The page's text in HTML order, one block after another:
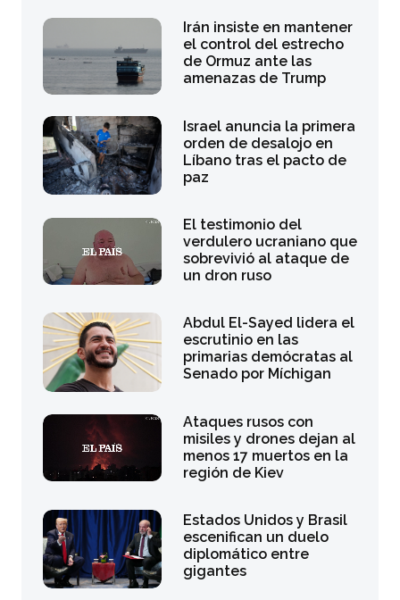
Irán insiste en mantener
el control del estrecho
de Ormuz ante las
amenazas de Trump
Israel anuncia la primera
orden de desalojo en
Líbano tras el pacto de
paz
El testimonio del
verdulero ucraniano que
sobrevivió al ataque de
un dron ruso
Abdul El-Sayed lidera el
escrutinio en las
primarias demócratas al
Senado por Míchigan
Ataques rusos con
misiles y drones dejan al
menos 17 muertos en la
región de Kiev
Estados Unidos y Brasil
escenifican un duelo
diplomático entre
gigantes